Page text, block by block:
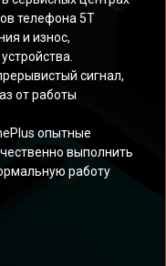
телефона 5T
и износ,
сигнал,
от работы
опытные
выполнить
работу